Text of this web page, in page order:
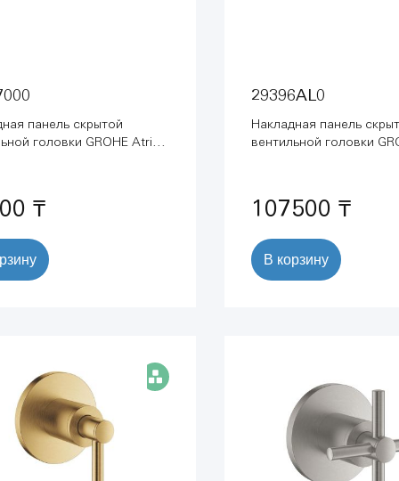
панель скрытой
головки GROHE Atrio,
₸
29396AL0
Накладная панель
вентильной головки
107500 ₸
В корзину